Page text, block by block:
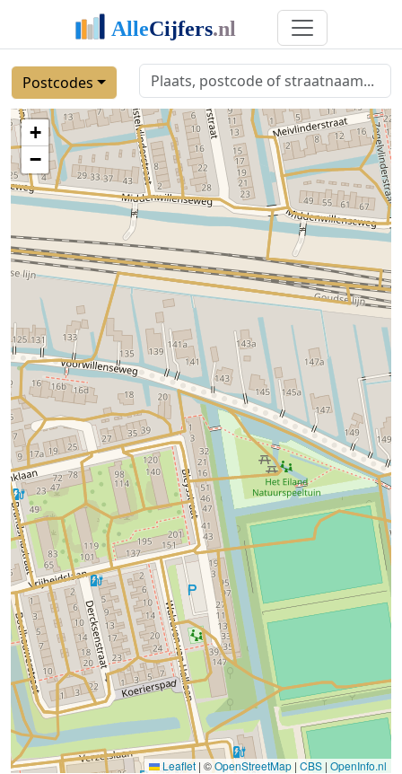
Postcodes
+
−
Leaflet | ©OpenStreetMap | CBS | OpenInfo.nl